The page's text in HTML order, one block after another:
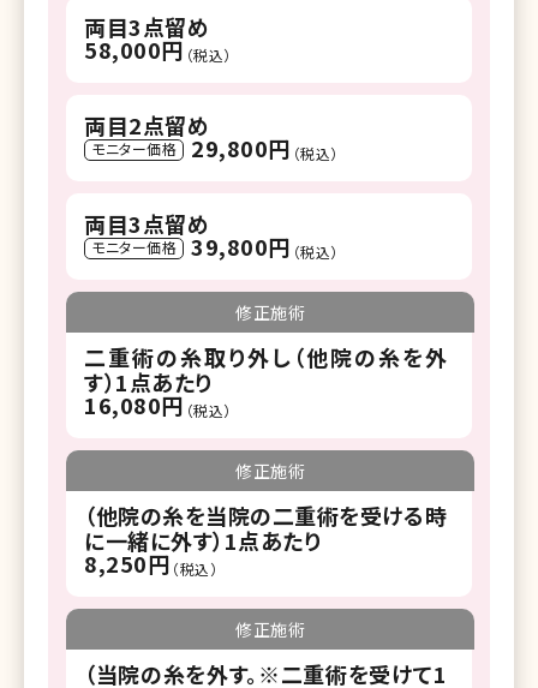
両目3点留め
58,000円 （税込）
両目2点留め
モニター価格 29,800円 （税込）
両目3点留め
モニター価格 39,800円 （税込）
修正施術
二重術の糸取り外し（他院の糸を外
す）1点あたり
16,080円 （税込）
修正施術
（他院の糸を当院の二重術を受ける時
に一緒に外す）1点あたり
8,250円 （税込）
修正施術
（当院の糸を外す。※二重術を受けて1